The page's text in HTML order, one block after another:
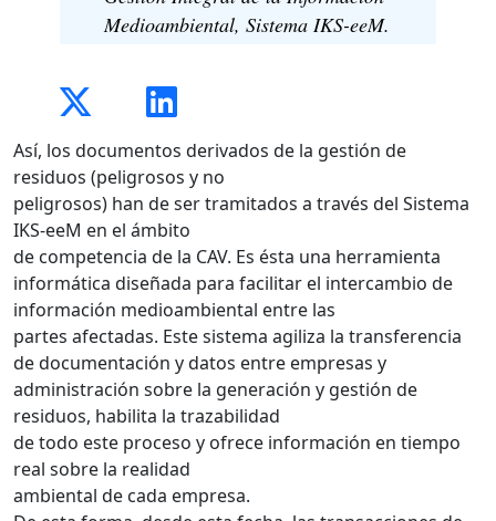
Medioambiental, Sistema IKS-eeM.
Así, los documentos derivados de la gestión de
residuos (peligrosos y no
peligrosos) han de ser tramitados a través del Sistema
IKS-eeM en el ámbito
de competencia de la CAV. Es ésta una herramienta
informática diseñada para facilitar el intercambio de
información medioambiental entre las
partes afectadas. Este sistema agiliza la transferencia
de documentación y datos entre empresas y
administración sobre la generación y gestión de
residuos, habilita la trazabilidad
de todo este proceso y ofrece información en tiempo
real sobre la realidad
ambiental de cada empresa.